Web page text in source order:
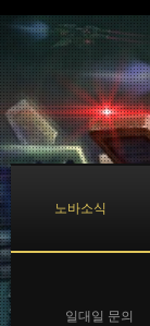
노바소식
일대일 문의